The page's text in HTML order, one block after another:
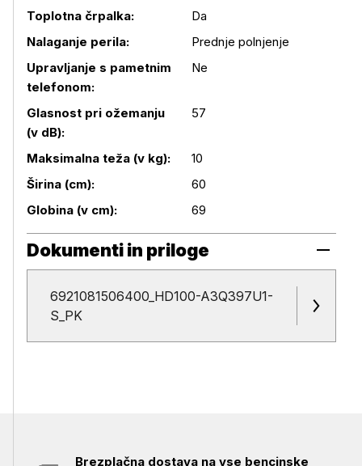
Podrobnosti izdelka
Toplotna črpalka:
Da
Nalaganje perila:
Prednje polnjenje
Upravljanje s pametnim
telefonom:
Ne
Glasnost pri ožemanju
(v dB):
57
Maksimalna teža (v kg):
10
Širina (cm):
60
Globina (v cm):
69
Dokumenti in priloge
Dokumenti in priloge
6921081506400_HD100-A3Q397U1-
S_PK
Brezplačna dostava na vse bencinske